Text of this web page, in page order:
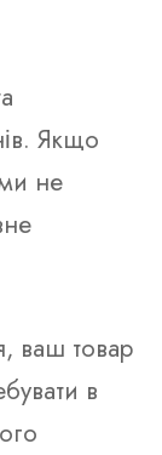
Якщо
не
ваш товар
в